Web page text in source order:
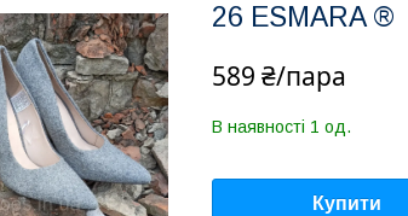
26 ESMARA ®
589 ₴/пара
В наявності 1 од.
Купити